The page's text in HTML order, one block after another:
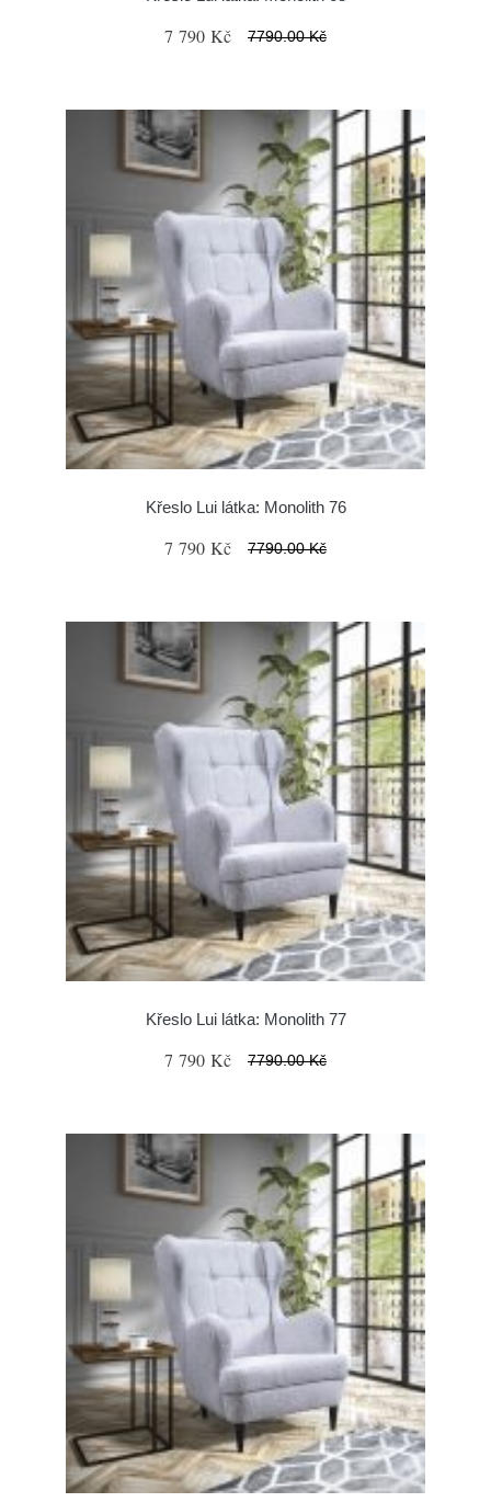
7 790 Kč 7790.00 Kč
Křeslo Lui látka: Monolith 76
7 790 Kč 7790.00 Kč
Křeslo Lui látka: Monolith 77
7 790 Kč 7790.00 Kč